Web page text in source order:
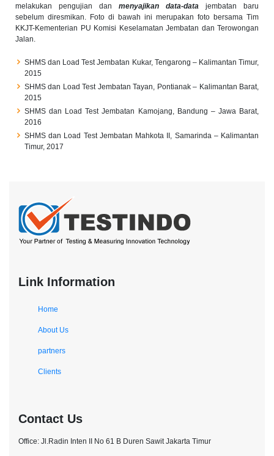
melakukan pengujian dan menyajikan data-data jembatan baru
sebelum diresmikan. Foto di bawah ini merupakan foto bersama Tim
KKJT-Kementerian PU Komisi Keselamatan Jembatan dan Terowongan
Jalan.
SHMS dan Load Test Jembatan Kukar, Tengarong – Kalimantan Timur,
2015
SHMS dan Load Test Jembatan Tayan, Pontianak – Kalimantan Barat,
2015
SHMS dan Load Test Jembatan Kamojang, Bandung – Jawa Barat,
2016
SHMS dan Load Test Jembatan Mahkota II, Samarinda – Kalimantan
Timur, 2017
Link Information
Home
About Us
partners
Clients
Contact Us
Office: Jl.Radin Inten II No 61 B Duren Sawit Jakarta Timur